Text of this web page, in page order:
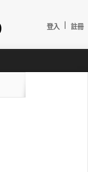
登入 註冊